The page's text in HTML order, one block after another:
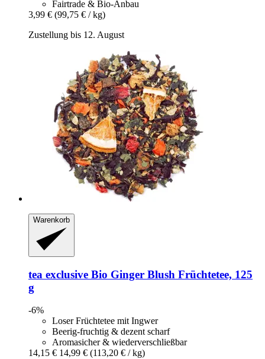
Fairtrade & Bio-Anbau
3,99 € (99,75 € / kg)
Zustellung bis 12. August
Warenkorb
tea exclusive Bio Ginger Blush Früchtetee, 125
g
-6%
Loser Früchtetee mit Ingwer
Beerig-fruchtig & dezent scharf
Aromasicher & wiederverschließbar
14,15 € 14,99 € (113,20 € / kg)